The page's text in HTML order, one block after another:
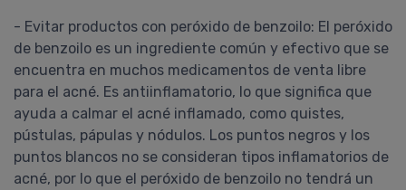
- Evitar productos con peróxido de benzoilo: El peróxido
de benzoilo es un ingrediente común y efectivo que se
encuentra en muchos medicamentos de venta libre
para el acné. Es antiinflamatorio, lo que significa que
ayuda a calmar el acné inflamado, como quistes,
pústulas, pápulas y nódulos. Los puntos negros y los
puntos blancos no se consideran tipos inflamatorios de
acné, por lo que el peróxido de benzoilo no tendrá un